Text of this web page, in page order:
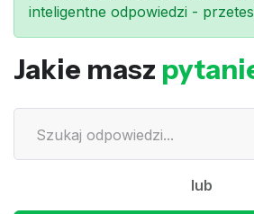
inteligentne odpowiedzi -
Jakie masz
lub